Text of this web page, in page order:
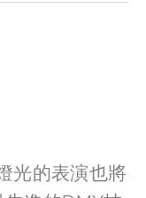
光的表演也將